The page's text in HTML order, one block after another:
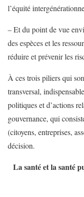
l’équité
– Et du point de vue
des espèces et les
réduire et prévenir les
À ces trois piliers qui
transversal,
politiques et d’actions
gouvernance, qui
(citoyens, entreprises,
décision.
La santé et la santé